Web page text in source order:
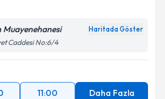
Haritada Göster
Caddesi No:6/4
11:00 Daha Fazla